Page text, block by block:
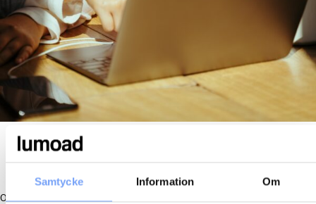
Samtycke Information Om
Online Video
Onlinevideo är en av de snabbast växande mediekanalerna och kan